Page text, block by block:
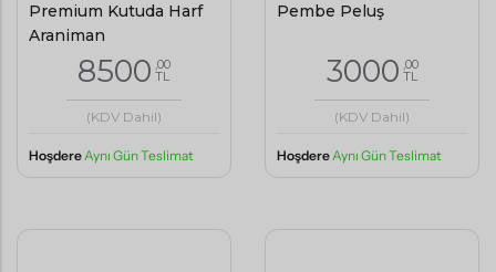
Premium Kutuda Harf
Aranjman
8500 ,00
TL
(KDV Dahil)
HoşdereAynı Gün Teslimat
Pembe Peluş
3000 ,00
TL
(KDV Dahil)
HoşdereAynı Gün Teslimat